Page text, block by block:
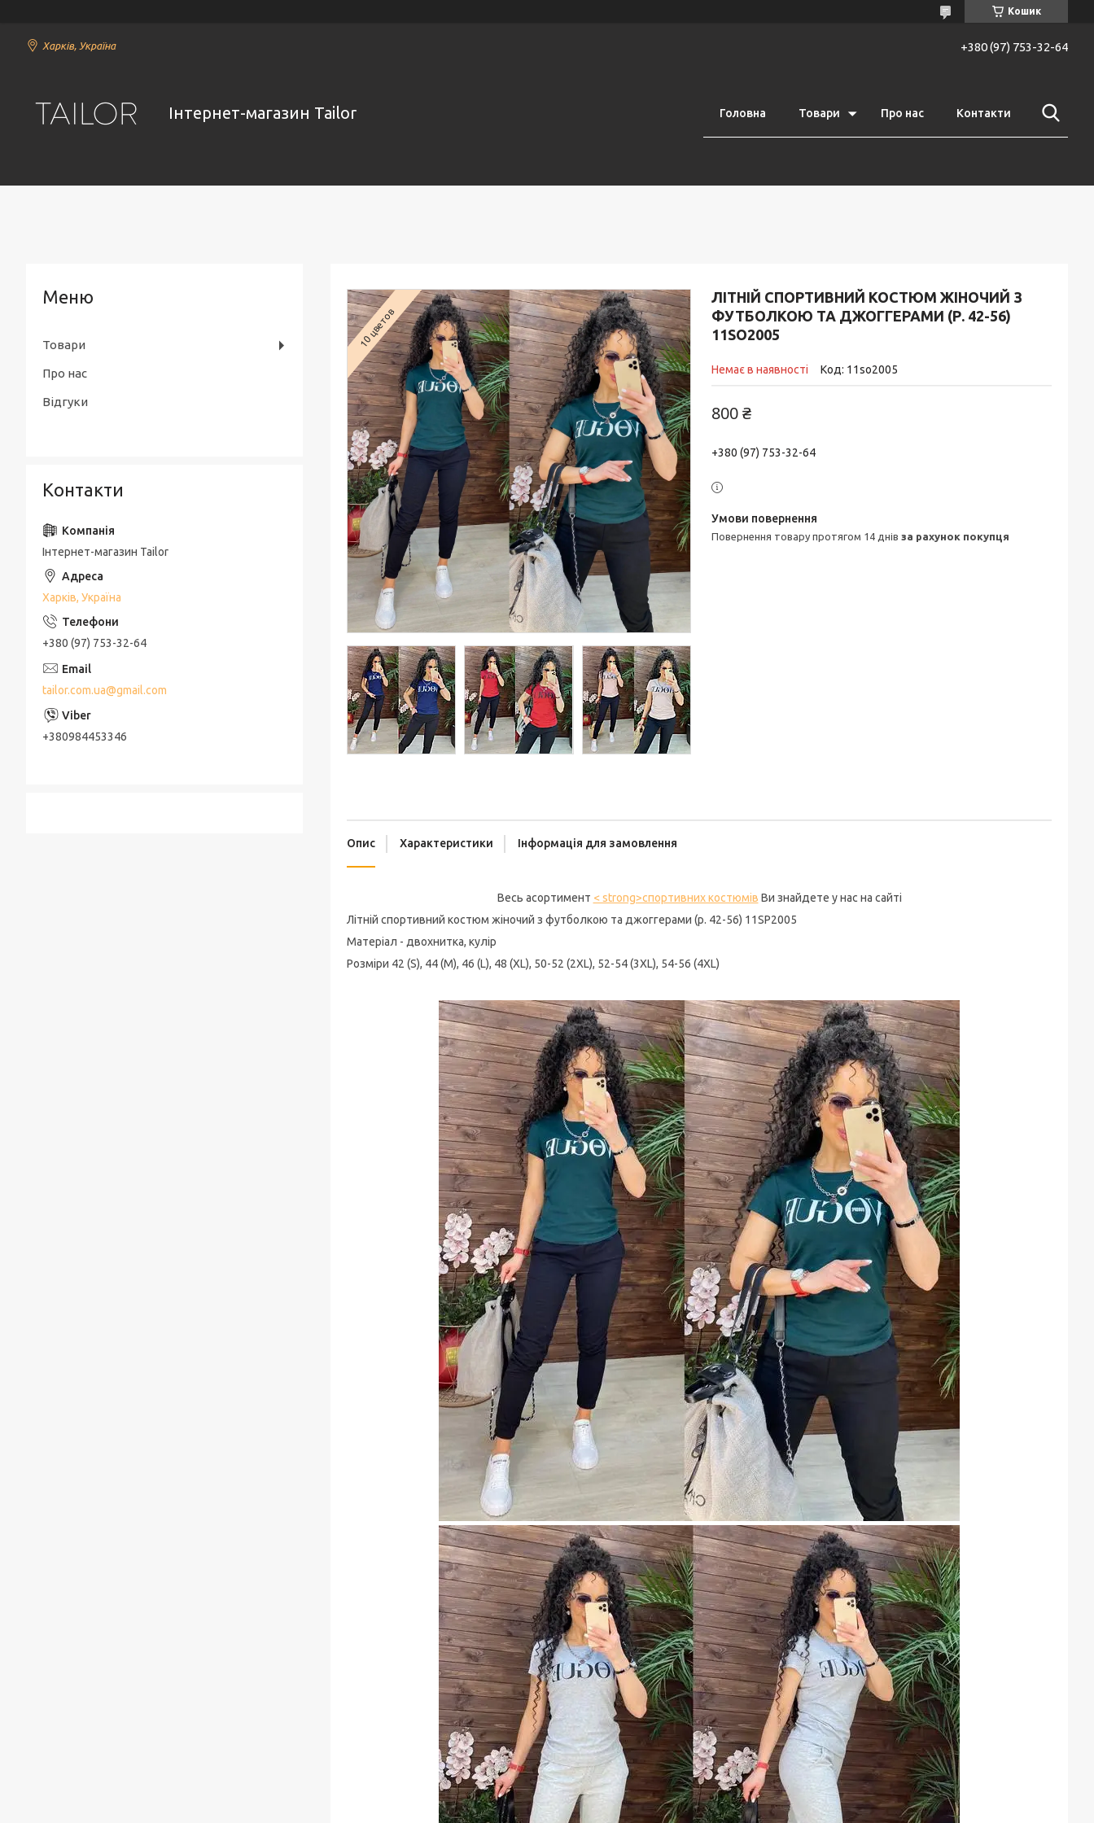
Кошик
Харків, Україна +380 (97) 753-32-64
Інтернет-магазин Tailor Головна Товари Про нас Контакти
ЛІТНІЙ СПОРТИВНИЙ КОСТЮМ ЖІНОЧИЙ З
ФУТБОЛКОЮ ТА ДЖОГГЕРАМИ (Р. 42-56)
11SO2005
Немає в наявності Код: 11so2005
800 ₴
+380 (97) 753-32-64
повернення товару протягом 14 днів за рахунок покупця
10 цветов
Опис Характеристики Інформація для замовлення
Весь асортимент < strong>спортивних костюмів Ви знайдете у нас на сайті
Літній спортивний костюм жіночий з футболкою та джоггерами (р. 42-56) 11SP2005
Матеріал - двохнитка, кулір
Розміри 42 (S), 44 (M), 46 (L), 48 (XL), 50-52 (2XL), 52-54 (3XL), 54-56 (4XL)
Товари
Про нас
Відгуки
Контакти
Інтернет-магазин Tailor
Харків, Україна
+380 (97) 753-32-64
tailor.com.ua@gmail.com
+380984453346